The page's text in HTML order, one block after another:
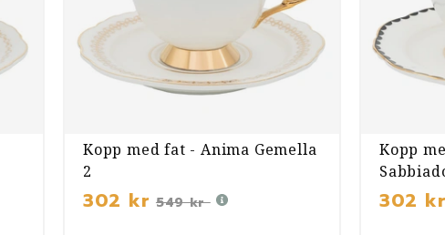
Kopp med fat - Anima Gemella
2
302 kr 549 kr
Kopp
302 kr